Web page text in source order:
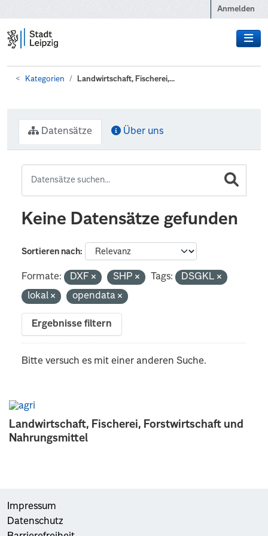
Anmelden
Kategorien Landwirtschaft, Fischerei,...
Landwirtschaft, Fischerei, Forstwirtschaft und
Nahrungsmittel
Datensätze Über uns
Keine Datensätze gefunden
Sortieren nach
Formate: DXF SHP Tags:
DSGKL
lokal
opendata
Ergebnisse filtern
Bitte versuch es mit einer anderen Suche.
Impressum
Datenschutz